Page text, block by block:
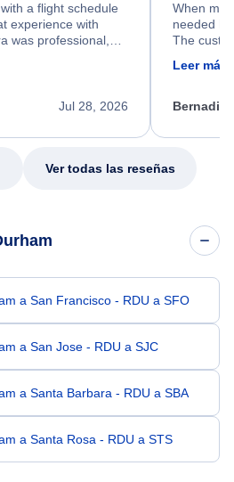
a flight schedule
experience with
was professional,
throughout the
a solution and
service.
Jul 28, 2026
When my
needed
The
calm,
my issue.
Leer más
Ver todas las reseñas
a San Francisco - RDU a SFO
a San Jose - RDU a SJC
a Santa Barbara - RDU a SBA
a Santa Rosa - RDU a STS